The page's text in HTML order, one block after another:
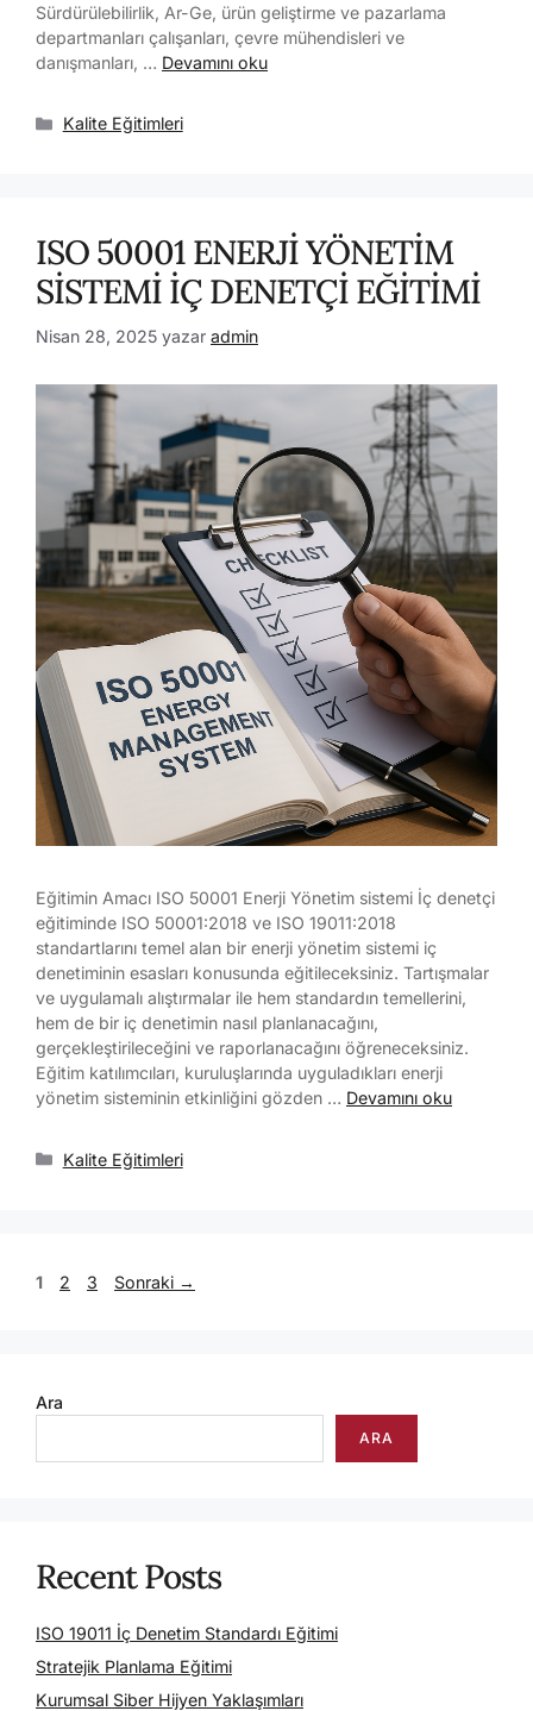
Sürdürülebilirlik, Ar-Ge, ürün geliştirme ve pazarlama
departmanları çalışanları, çevre mühendisleri ve
danışmanları, … Devamını oku
Kalite Eğitimleri
ISO 50001 ENERJİ YÖNETİM
SİSTEMİ İÇ DENETÇİ EĞİTİMİ
Nisan 28, 2025 yazar admin
Eğitimin Amacı ISO 50001 Enerji Yönetim sistemi İç denetçi
eğitiminde ISO 50001:2018 ve ISO 19011:2018
standartlarını temel alan bir enerji yönetim sistemi iç
denetiminin esasları konusunda eğitileceksiniz. Tartışmalar
ve uygulamalı alıştırmalar ile hem standardın temellerini,
hem de bir iç denetimin nasıl planlanacağını,
gerçekleştirileceğini ve raporlanacağını öğreneceksiniz.
Eğitim katılımcıları, kuruluşlarında uyguladıkları enerji
yönetim sisteminin etkinliğini gözden … Devamını oku
Kalite Eğitimleri
1 2 3 Sonraki →
Ara
ARA
Recent Posts
ISO 19011 İç Denetim Standardı Eğitimi
Stratejik Planlama Eğitimi
Kurumsal Siber Hijyen Yaklaşımları